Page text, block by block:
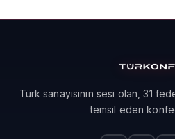
Türk sanayisinin sesi olan, 31
temsil eden